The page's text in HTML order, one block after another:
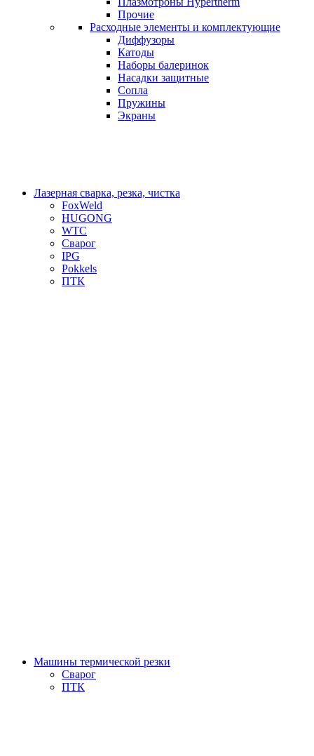
Прочие
Расходные элементы и комплектующие
Диффузоры
Катоды
Наборы балеринок
Насадки защитные
Сопла
Пружины
Экраны
Лазерная сварка, резка, чистка
FoxWeld
HUGONG
WTC
Сварог
IPG
Pokkels
ПТК
Машины термической резки
Сварог
ПТК